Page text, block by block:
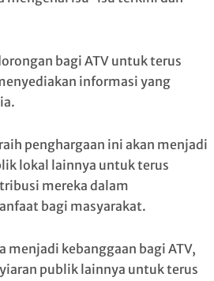
bagi ATV untuk terus
informasi yang
penghargaan ini akan menjadi
lokal lainnya untuk terus
mereka dalam
bagi masyarakat.
menjadi kebanggaan bagi ATV,
publik lainnya untuk terus